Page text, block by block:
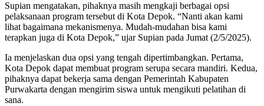
Supian mengatakan, pihaknya masih mengkaji berbagai opsi
pelaksanaan program tersebut di Kota Depok. “Nanti akan kami
lihat bagaimana mekanismenya. Mudah-mudahan bisa kami
terapkan juga di Kota Depok,” ujar Supian pada Jumat (2/5/2025).
Ia menjelaskan dua opsi yang tengah dipertimbangkan. Pertama,
Kota Depok dapat membuat program serupa secara mandiri. Kedua,
pihaknya dapat bekerja sama dengan Pemerintah Kabupaten
Purwakarta dengan mengirim siswa untuk mengikuti pelatihan di
sana.